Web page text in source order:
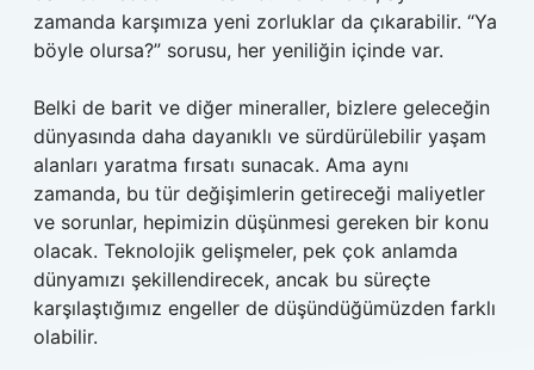
zamanda karşımıza yeni zorluklar da çıkarabilir. “Ya
böyle olursa?” sorusu, her yeniliğin içinde var.
Belki de barit ve diğer mineraller, bizlere geleceğin
dünyasında daha dayanıklı ve sürdürülebilir yaşam
alanları yaratma fırsatı sunacak. Ama aynı
zamanda, bu tür değişimlerin getireceği maliyetler
ve sorunlar, hepimizin düşünmesi gereken bir konu
olacak. Teknolojik gelişmeler, pek çok anlamda
dünyamızı şekillendirecek, ancak bu süreçte
karşılaştığımız engeller de düşündüğümüzden farklı
olabilir.